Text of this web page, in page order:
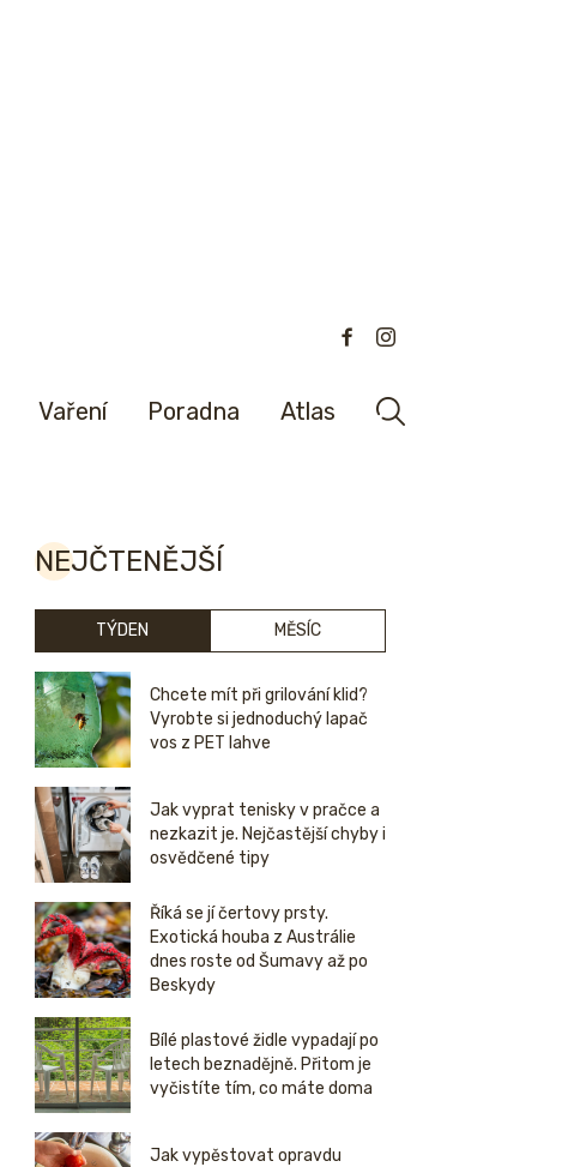
Vaření Poradna Atlas
NEJČTENĚJŠÍ
TÝDEN MĚSÍC
Chcete mít při grilování klid?
Vyrobte si jednoduchý lapač
vos z PET lahve
Jak vyprat tenisky v pračce a
nezkazit je. Nejčastější chyby i
osvědčené tipy
Říká se jí čertovy prsty.
Exotická houba z Austrálie
dnes roste od Šumavy až po
Beskydy
Bílé plastové židle vypadají po
letech beznadějně. Přitom je
vyčistíte tím, co máte doma
Jak vypěstovat opravdu